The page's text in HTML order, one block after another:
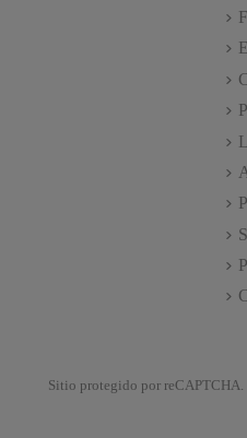
Sitio protegido por reCAPTCHA.